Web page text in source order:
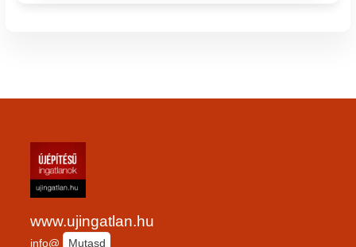
www.ujingatlan.hu
info@
Mutasd